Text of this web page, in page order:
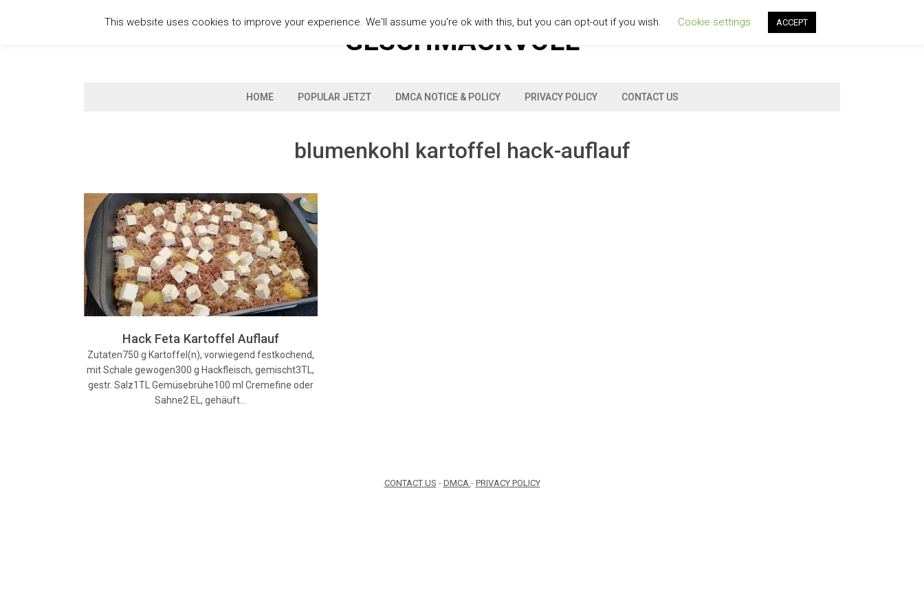
GESCHMACKVOLL
HOME POPULAR JETZT DMCA NOTICE & POLICY PRIVACY POLICY CONTACT US
blumenkohl kartoffel hack-auflauf
Hack Feta Kartoffel Auflauf
Zutaten750 g Kartoffel(n), vorwiegend festkochend,
mit Schale gewogen300 g Hackfleisch, gemischt3TL,
gestr. Salz1TL Gemüsebrühe100 ml Cremefine oder
Sahne2 EL, gehäuft…
CONTACT US - DMCA - PRIVACY POLICY
This website uses cookies to improve your experience. We'll assume you're ok with this, but you can opt-out if you wish. Cookie settings ACCEPT